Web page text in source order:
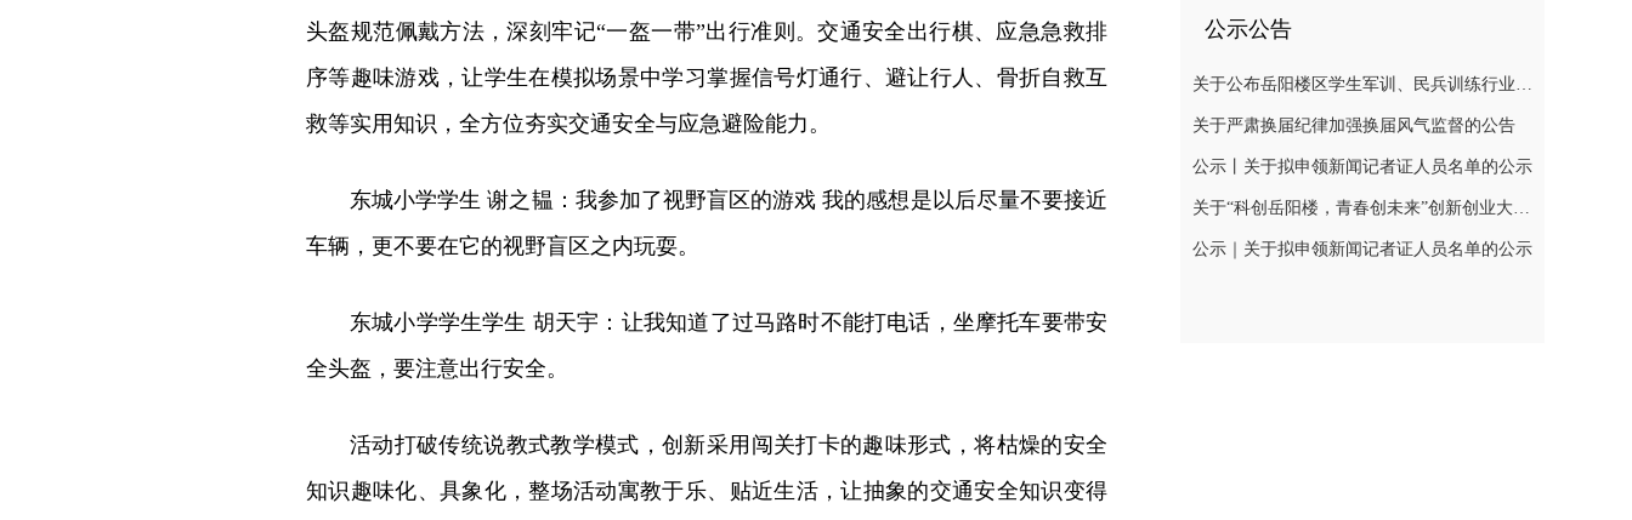
头盔规范佩戴方法，深刻牢记“一盔一带”出行准则。交通安全出行棋、应急急救排
序等趣味游戏，让学生在模拟场景中学习掌握信号灯通行、避让行人、骨折自救互
救等实用知识，全方位夯实交通安全与应急避险能力。
东城小学学生 谢之韫：我参加了视野盲区的游戏 我的感想是以后尽量不要接近
车辆，更不要在它的视野盲区之内玩耍。
东城小学学生学生 胡天宇：让我知道了过马路时不能打电话，坐摩托车要带安
全头盔，要注意出行安全。
活动打破传统说教式教学模式，创新采用闯关打卡的趣味形式，将枯燥的安全
知识趣味化、具象化，整场活动寓教于乐、贴近生活，让抽象的交通安全知识变得
公示公告
关于公布岳阳楼区学生军训、民兵训练行业领域监督举报电话的公告
关于严肃换届纪律加强换届风气监督的公告
公示丨关于拟申领新闻记者证人员名单的公示
关于“科创岳阳楼，青春创未来”创新创业大赛网评结果公示及现场初赛有关事项的通知
公示｜关于拟申领新闻记者证人员名单的公示